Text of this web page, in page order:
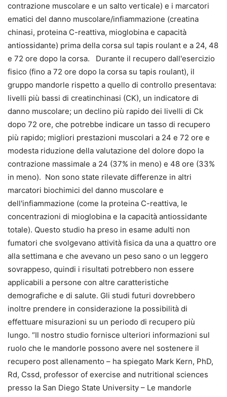
contrazione muscolare e un salto verticale) e i marcatori
ematici del danno muscolare/infiammazione (creatina
chinasi, proteina C-reattiva, mioglobina e capacità
antiossidante) prima della corsa sul tapis roulant e a 24, 48
e 72 ore dopo la corsa. Durante il recupero dall'esercizio
fisico (fino a 72 ore dopo la corsa su tapis roulant), il
gruppo mandorle rispetto a quello di controllo presentava:
livelli più bassi di creatinchinasi (CK), un indicatore di
danno muscolare; un declino più rapido dei livelli di Ck
dopo 72 ore, che potrebbe indicare un tasso di recupero
più rapido; migliori prestazioni muscolari a 24 e 72 ore e
modesta riduzione della valutazione del dolore dopo la
contrazione massimale a 24 (37% in meno) e 48 ore (33%
in meno). Non sono state rilevate differenze in altri
marcatori biochimici del danno muscolare e
dell'infiammazione (come la proteina C-reattiva, le
concentrazioni di mioglobina e la capacità antiossidante
totale). Questo studio ha preso in esame adulti non
fumatori che svolgevano attività fisica da una a quattro ore
alla settimana e che avevano un peso sano o un leggero
sovrappeso, quindi i risultati potrebbero non essere
applicabili a persone con altre caratteristiche
demografiche e di salute. Gli studi futuri dovrebbero
inoltre prendere in considerazione la possibilità di
effettuare misurazioni su un periodo di recupero più
lungo. “Il nostro studio fornisce ulteriori informazioni sul
ruolo che le mandorle possono avere nel sostenere il
recupero post allenamento – ha spiegato Mark Kern, PhD,
Rd, Cssd, professor of exercise and nutritional sciences
presso la San Diego State University – Le mandorle